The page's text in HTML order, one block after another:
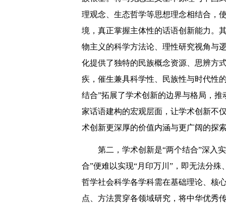
理观念、生态哲学等思想理念相结合，
境，真正掌握主体性的话语创新能力。
物主义的科学方法论、理性研究视角与
化提供了独特的民族概念资源、思辨方
疾，催生兼具科学性、民族性与时代性
结合”拓展了学术创新的边界与格局，
家话语建构的宏观层面，让学术创新不
术创新更深厚的价值内涵与更广阔的探
第二，学术创新是“两个结合”深入
合”便难以实现“月印万川”，即无法分
哲学社会科学各学科需在基础理论、核
点、方法贯穿各领域研究，将中华优秀